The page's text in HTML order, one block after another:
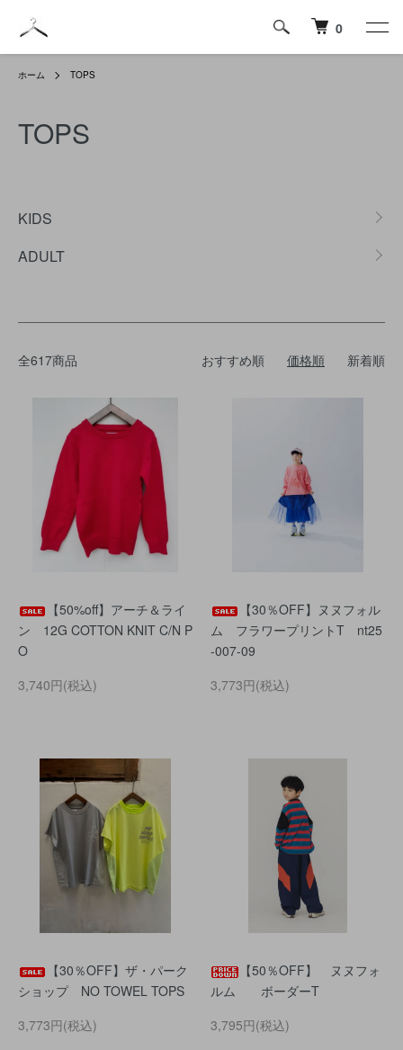
0
ホーム TOPS
TOPS
KIDS
ADULT
全617商品 おすすめ順 価格順 新着順
【50%off】アーチ＆ライ
ン 12G COTTON KNIT C/N P
O
3,740円(税込)
【30％OFF】ヌヌフォル
ム フラワープリントT nt25
-007-09
3,773円(税込)
【30％OFF】ザ・パーク
ショップ NO TOWEL TOPS
3,773円(税込)
【50％OFF】 ヌヌフォ
ルム ボーダーT
3,795円(税込)